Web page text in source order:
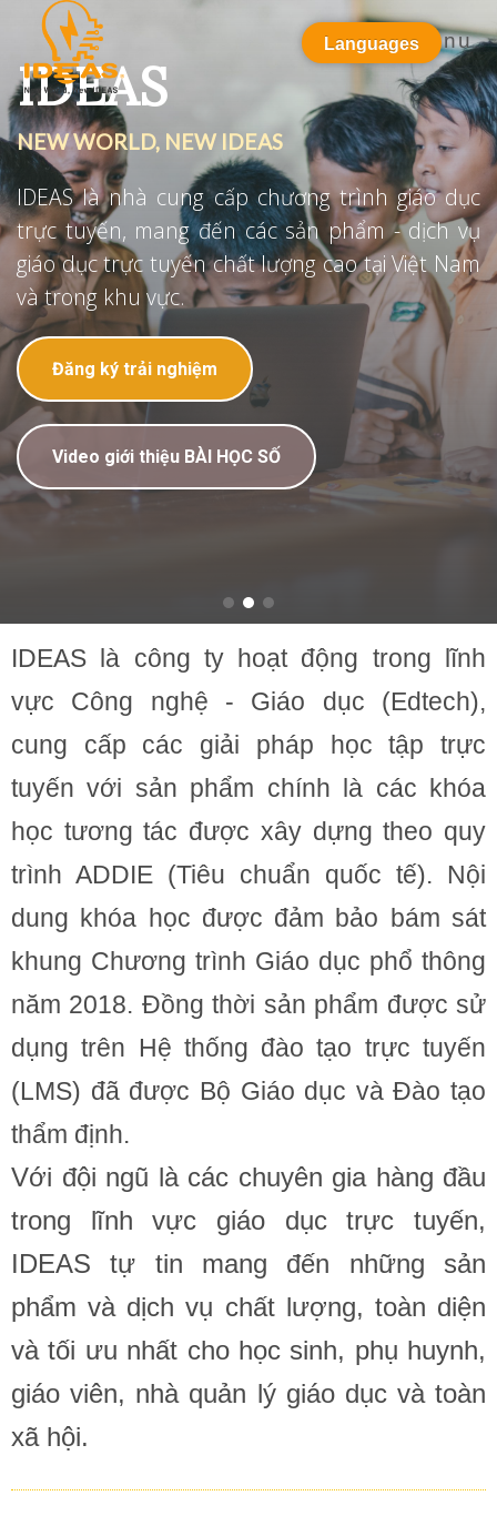
Menu
IDEAS
NEW WORLD, NEW IDEAS
IDEAS là nhà cung cấp chương trình giáo dục
trực tuyến, mang đến các sản phẩm - dịch vụ
giáo dục trực tuyến chất lượng cao tại Việt Nam
và trong khu vực.
Đăng ký trải nghiệm
Video giới thiệu BÀI HỌC SỐ
IDEAS là công ty hoạt động trong lĩnh
vực Công nghệ - Giáo dục (Edtech),
cung cấp các giải pháp học tập trực
tuyến với sản phẩm chính là các khóa
học tương tác được xây dựng theo quy
trình ADDIE (Tiêu chuẩn quốc tế). Nội
dung khóa học được đảm bảo bám sát
khung Chương trình Giáo dục phổ thông
năm 2018. Đồng thời sản phẩm được sử
dụng trên Hệ thống đào tạo trực tuyến
(LMS) đã được Bộ Giáo dục và Đào tạo
thẩm định.
Với đội ngũ là các chuyên gia hàng đầu
trong lĩnh vực giáo dục trực tuyến,
IDEAS tự tin mang đến những sản
phẩm và dịch vụ chất lượng, toàn diện
và tối ưu nhất cho học sinh, phụ huynh,
giáo viên, nhà quản lý giáo dục và toàn
xã hội.
Languages